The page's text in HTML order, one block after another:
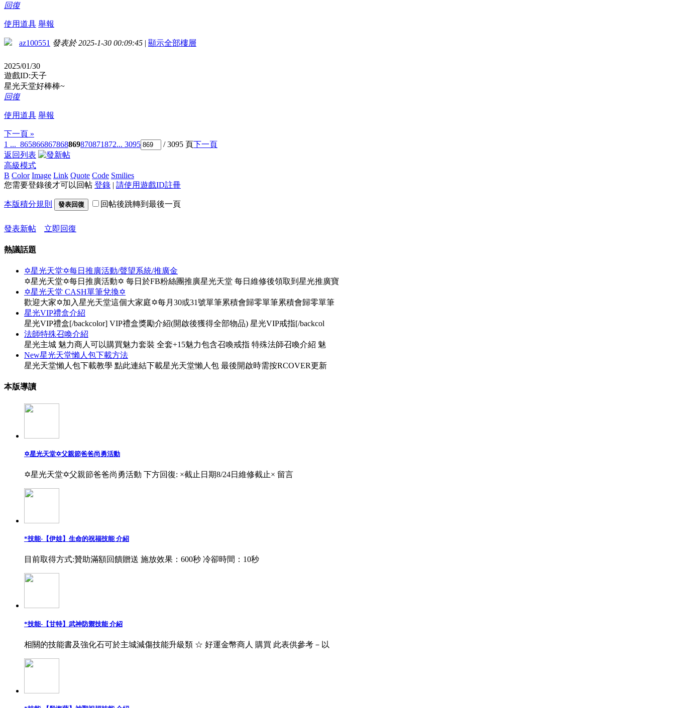
回復
使用道具 舉報
az100551 發表於 2025-1-30 00:09:45 | 顯示全部樓層
2025/01/30
遊戲ID:天子
星光天堂好棒棒~
回復
使用道具 舉報
下一頁 »
1 ... 865866867868869870871872... 3095 / 3095 頁下一頁
返回列表
高級模式
B Color Image Link Quote Code Smilies
您需要登錄後才可以回帖 登錄 | 請使用遊戲ID註冊
本版積分規則 發表回復 回帖後跳轉到最後一頁
發表新帖 立即回復
熱議話題
✡星光天堂✡每日推廣活動/聲望系統/推廣金
✡星光天堂✡每日推廣活動✡ 每日於FB粉絲團推廣星光天堂 每日維修後領取到星光推廣寶
✡星光天堂 CASH單筆兌換✡
歡迎大家✡加入星光天堂這個大家庭✡每月30或31號單筆累積會歸零單筆累積會歸零單筆
星光VIP禮盒介紹
星光VIP禮盒[/backcolor] VIP禮盒獎勵介紹(開啟後獲得全部物品) 星光VIP戒指[/backcol
法師特殊召喚介紹
星光主城 魅力商人可以購買魅力套裝 全套+15魅力包含召喚戒指 特殊法師召喚介紹 魅
New星光天堂懶人包下載方法
星光天堂懶人包下載教學 點此連結下載星光天堂懶人包 最後開啟時需按RCOVER更新
本版導讀
✡星光天堂✡父親節爸爸尚勇活動
✡星光天堂✡父親節爸爸尚勇活動 下方回復: ×截止日期8/24日維修截止× 留言
*技能-【伊娃】生命的祝福技能 介紹
目前取得方式:贊助滿額回饋贈送 施放效果：600秒 冷卻時間：10秒
*技能-【甘特】武神防禦技能 介紹
相關的技能書及強化石可於主城減傷技能升級類 ☆ 好運金幣商人 購買 此表供參考－以